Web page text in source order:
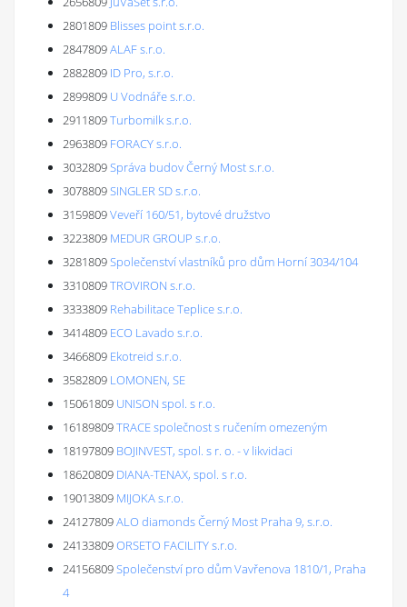
2801809 Blisses point s.r.o.
2847809ALAF s.r.o.
2882809 ID Pro, s.r.o.
2899809 U Vodnáře s.r.o.
2911809Turbomilk s.r.o.
2963809 FORACY s.r.o.
3032809Správa budov Černý Most s.r.o.
3078809SINGLER SD s.r.o.
3159809Veveří 160/51, bytové družstvo
3223809 MEDUR GROUP s.r.o.
3281809Společenství vlastníků pro dům Horní 3034/104
3310809TROVIRON s.r.o.
3333809 Rehabilitace Teplice s.r.o.
3414809 ECO Lavado s.r.o.
3466809 Ekotreid s.r.o.
3582809 LOMONEN, SE
15061809 UNISON spol. s r.o.
16189809TRACE společnost s ručením omezeným
18197809 BOJINVEST, spol. s r. o. - v likvidaci
18620809 DIANA-TENAX, spol. s r.o.
19013809 MIJOKA s.r.o.
24127809ALO diamonds Černý Most Praha 9, s.r.o.
24133809ORSETO FACILITY s.r.o.
24156809Společenství pro dům Vavřenova 1810/1, Praha
4